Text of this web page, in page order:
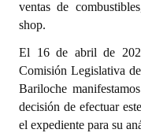
Registros y
Premio al Mérito -
Audiencias Públicas -
ventas de
shop.
El 16 de abril de
Comisión Legislativa
Bariloche
decisión de efectuar
el expediente para su